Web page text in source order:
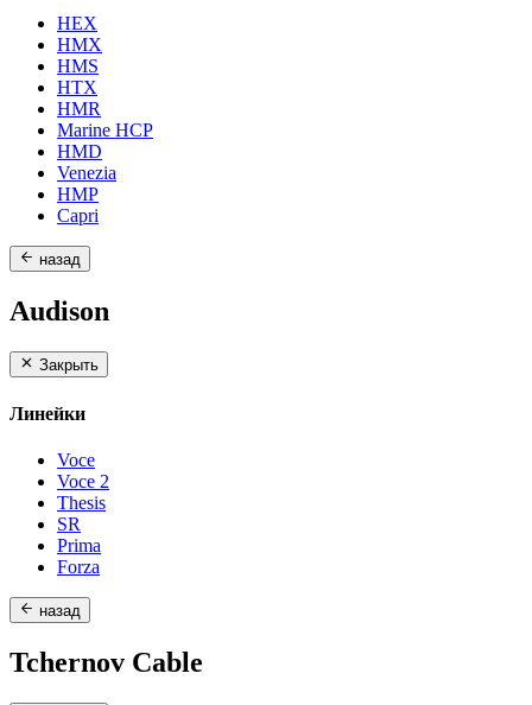
HEX
HMX
HMS
HTX
HMR
Marine HCP
HMD
Venezia
HMP
Capri
назад
Audison
Закрыть
Линейки
Voce
Voce 2
Thesis
SR
Prima
Forza
назад
Tchernov Cable